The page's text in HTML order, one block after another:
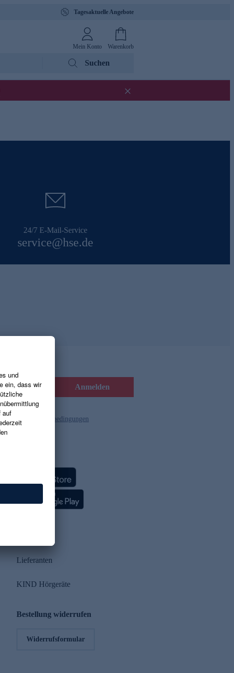
Tagesaktuelle Angebote
Mein Konto Warenkorb
Suchen
24/7 E-Mail-Service
service@hse.de
Anmelden
und die Gutscheinbedingungen
Lieferanten
KIND Hörgeräte
Bestellung widerrufen
Widerrufsformular